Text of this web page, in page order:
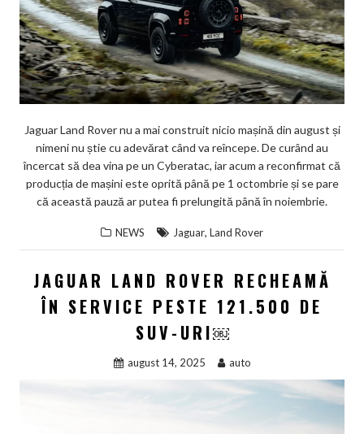
Jaguar Land Rover nu a mai construit nicio mașină din august și
nimeni nu știe cu adevărat când va reîncepe. De curând au
încercat să dea vina pe un Cyberatac, iar acum a reconfirmat că
producția de mașini este oprită până pe 1 octombrie și se pare
că această pauză ar putea fi prelungită până în noiembrie.
NEWS Jaguar, Land Rover
JAGUAR LAND ROVER RECHEAMĂ
ÎN SERVICE PESTE 121.500 DE
SUV-URI￼
august 14, 2025 auto